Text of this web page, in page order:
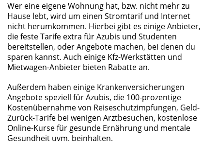
Wer eine eigene Wohnung hat, bzw. nicht mehr zu
Hause lebt, wird um einen Stromtarif und Internet
nicht herumkommen. Hierbei gibt es einige Anbieter,
die feste Tarife extra für Azubis und Studenten
bereitstellen, oder Angebote machen, bei denen du
sparen kannst. Auch einige Kfz-Werkstätten und
Mietwagen-Anbieter bieten Rabatte an.
Außerdem haben einige Krankenversicherungen
Angebote speziell für Azubis, die 100-prozentige
Kostenübernahme von Reiseschutzimpfungen, Geld-
Zurück-Tarife bei wenigen Arztbesuchen, kostenlose
Online-Kurse für gesunde Ernährung und mentale
Gesundheit uvm. beinhalten.